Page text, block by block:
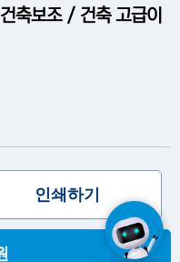
축보조 / 건축 고급이
인쇄하기